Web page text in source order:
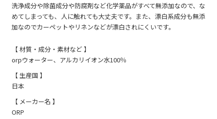
洗浄成分や除菌成分や防腐剤など化学薬品がすべて無添加なので、な
めてしまっても、人に触れても大丈夫です。また、漂白系成分も無添
加なのでカーペットやリネンなどが漂白されにくいです。
【 材質・成分・素材など 】
orpウォーター、アルカリイオン水100％
【 生産国 】
日本
【 メーカー名 】
ORP